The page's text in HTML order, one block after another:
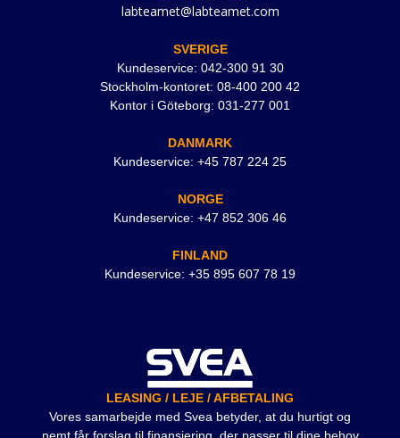
labteamet@labteamet.com
SVERIGE
Kundeservice: 042-300 91 30
Stockholm-kontoret: 08-400 200 42
Kontor i Göteborg: 031-277 001
DANMARK
Kundeservice: +45 787 224 25
NORGE
Kundeservice: +47 852 306 46
FINLAND
Kundeservice: +35 895 607 78 19
LEASING / LEJE / AFBETALING
Vores samarbejde med Svea betyder, at du hurtigt og
nemt får forslag til finansiering, der passer til dine behov